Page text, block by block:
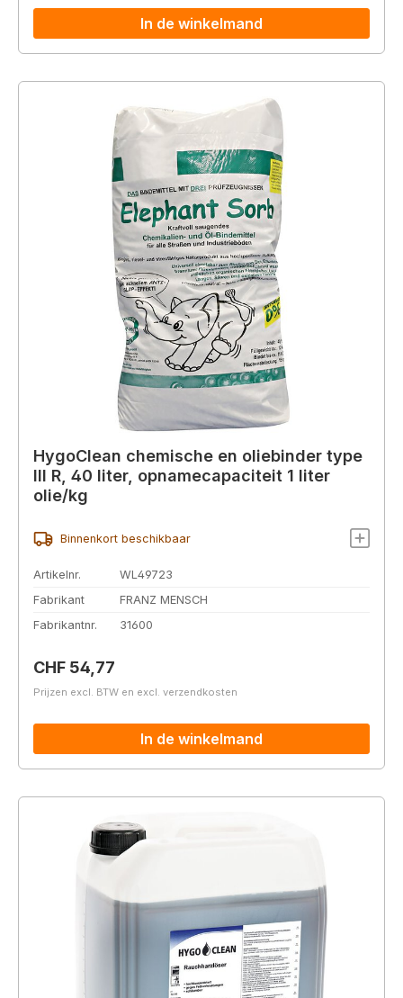
In de winkelmand
HygoClean chemische en oliebinder type
III R, 40 liter, opnamecapaciteit 1 liter
olie/kg
Binnenkort beschikbaar
Artikelnr.
WL49723
Fabrikant
FRANZ MENSCH
Fabrikantnr.
31600
Normale prijs:
CHF 54,77
Prijzen excl. BTW en excl. verzendkosten
In de winkelmand